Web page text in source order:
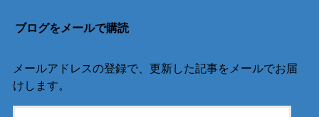
ブログをメールで購読
メールアドレスの登録で、更新した記事をメールでお届
けします。